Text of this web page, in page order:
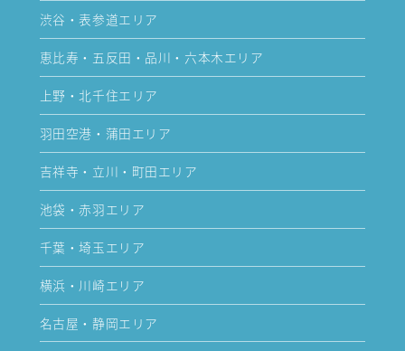
渋谷・表参道エリア
恵比寿・五反田・品川・六本木エリア
上野・北千住エリア
羽田空港・蒲田エリア
吉祥寺・立川・町田エリア
池袋・赤羽エリア
千葉・埼玉エリア
横浜・川崎エリア
名古屋・静岡エリア